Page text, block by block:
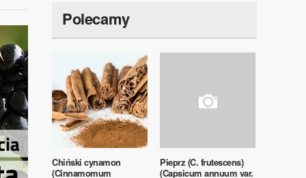
Polecamy
Chiński cynamon
(Cinnamomum
Pieprz (C. frutescens)
(Capsicum annuum var.